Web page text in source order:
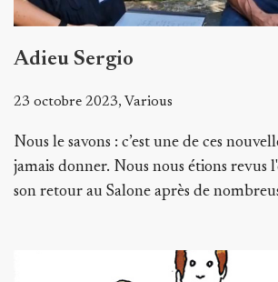
Adieu Sergio
23 octobre 2023, Various
Nous le savons : c’est une de ces
jamais donner. Nous nous étions revus
son retour au Salone après de